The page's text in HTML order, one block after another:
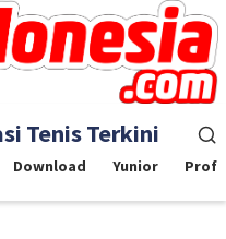
Tenis Terkini
Download Yunior